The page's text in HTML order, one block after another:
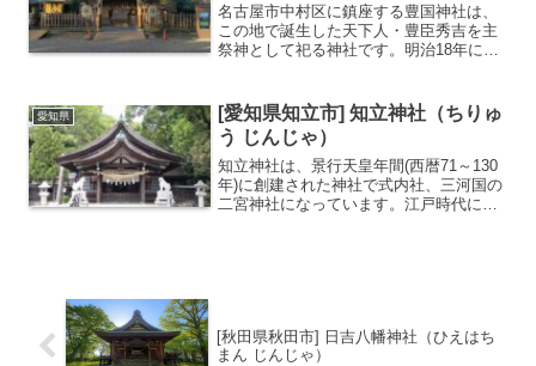
名古屋市中村区に鎮座する豊国神社は、
この地で誕生した天下人・豊臣秀吉を主
祭神として祀る神社です。明治18年に創
除けの神様として篤く信仰されていま
す。最大の特徴は、地下鉄...
愛知県
[愛知県知立市] 知立神社（ちりゅ
う じんじゃ）
知立神社は、景行天皇年間(西暦71～130
年)に創建された神社で式内社、三河国の
二宮神社になっています。江戸時代には
[秋田県秋田市] 日吉八幡神社（ひえはち
まん じんじゃ）